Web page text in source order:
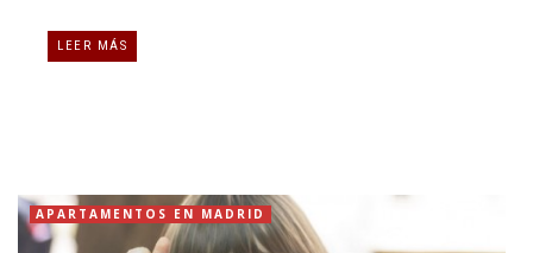
LEER MÁS
APARTAMENTOS EN MADRID